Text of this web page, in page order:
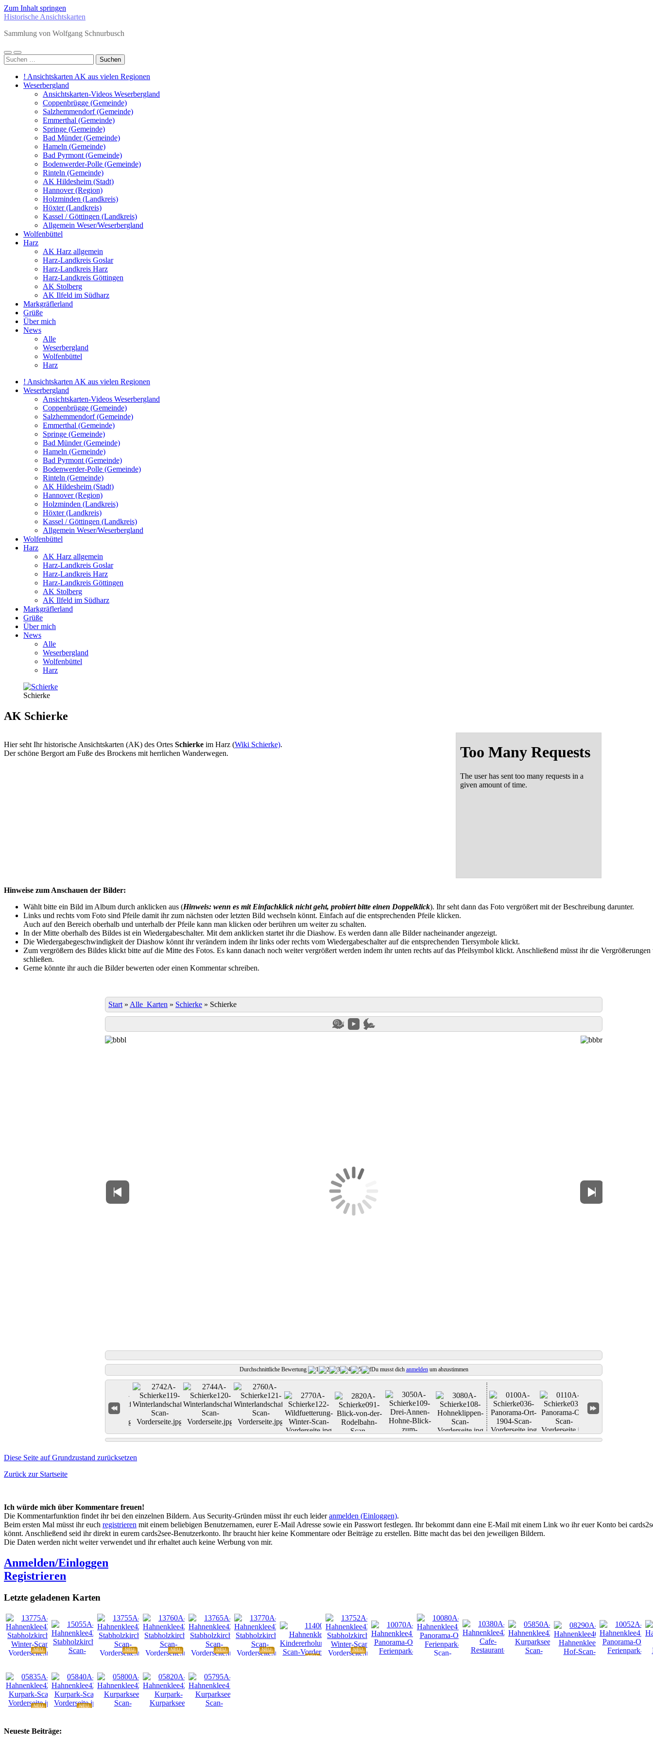
Zum Inhalt springen
Historische Ansichtskarten
Sammlung von Wolfgang Schnurbusch
Mobile-
Menü
Suchfeld
ein-/ausblenden
Suchen
nach:
! Ansichtskarten AK aus vielen Regionen
Weserbergland
Ansichtskarten-Videos Weserbergland
Coppenbrügge (Gemeinde)
Salzhemmendorf (Gemeinde)
Emmerthal (Gemeinde)
Springe (Gemeinde)
Bad Münder (Gemeinde)
Hameln (Gemeinde)
Bad Pyrmont (Gemeinde)
Bodenwerder-Polle (Gemeinde)
Rinteln (Gemeinde)
AK Hildesheim (Stadt)
Hannover (Region)
Holzminden (Landkreis)
Höxter (Landkreis)
Kassel / Göttingen (Landkreis)
Allgemein Weser/Weserbergland
Wolfenbüttel
Harz
AK Harz allgemein
Harz-Landkreis Goslar
Harz-Landkreis Harz
Harz-Landkreis Göttingen
AK Stolberg
AK Ilfeld im Südharz
Markgräflerland
Grüße
Über mich
News
Alle
Weserbergland
Wolfenbüttel
Harz
! Ansichtskarten AK aus vielen Regionen
Weserbergland
Ansichtskarten-Videos Weserbergland
Coppenbrügge (Gemeinde)
Salzhemmendorf (Gemeinde)
Emmerthal (Gemeinde)
Springe (Gemeinde)
Bad Münder (Gemeinde)
Hameln (Gemeinde)
Bad Pyrmont (Gemeinde)
Bodenwerder-Polle (Gemeinde)
Rinteln (Gemeinde)
AK Hildesheim (Stadt)
Hannover (Region)
Holzminden (Landkreis)
Höxter (Landkreis)
Kassel / Göttingen (Landkreis)
Allgemein Weser/Weserbergland
Wolfenbüttel
Harz
AK Harz allgemein
Harz-Landkreis Goslar
Harz-Landkreis Harz
Harz-Landkreis Göttingen
AK Stolberg
AK Ilfeld im Südharz
Markgräflerland
Grüße
Über mich
News
Alle
Weserbergland
Wolfenbüttel
Harz
Schierke
AK Schierke
Hier seht Ihr historische Ansichtskarten (AK) des Ortes Schierke im Harz (Wiki Schierke).
Der schöne Bergort am Fuße des Brockens mit herrlichen Wanderwegen.
Hinweise zum Anschauen der Bilder:
Wählt bitte ein Bild im Album durch anklicken aus (Hinweis: wenn es mit Einfachklick nicht geht, probiert bitte einen Doppelklick). Ihr seht dann das Foto vergrößert mit der Beschreibung darunter.
Links und rechts vom Foto sind Pfeile damit ihr zum nächsten oder letzten Bild wechseln könnt. Einfach auf die entsprechenden Pfeile klicken.
Auch auf den Bereich oberhalb und unterhalb der Pfeile kann man klicken oder berühren um weiter zu schalten.
In der Mitte oberhalb des Bildes ist ein Wiedergabeschalter. Mit dem anklicken startet ihr die Diashow. Es werden dann alle Bilder nacheinander angezeigt.
Die Wiedergabegeschwindigkeit der Diashow könnt ihr verändern indem ihr links oder rechts vom Wiedergabeschalter auf die entsprechenden Tiersymbole klickt.
Zum vergrößern des Bildes klickt bitte auf die Mitte des Fotos. Es kann danach noch weiter vergrößert werden indem ihr unten rechts auf das Pfeilsymbol klickt. Anschließend müsst ihr die Vergrößerungen
schließen.
Gerne könnte ihr auch die Bilder bewerten oder einen Kommentar schreiben.
Start » Alle_Karten » Schierke » Schierke
Durchschnittliche Bewertung Du musst dich anmeldenum abzustimmen
Diese Seite auf Grundzustand zurücksetzen
Zurück zur Startseite
Ich würde mich über Kommentare freuen!
Die Kommentarfunktion findet ihr bei den einzelnen Bildern. Aus Security-Gründen müsst ihr euch leideranmelden (Einloggen).
Beim ersten Mal müsst ihr euch registrieren mit einem beliebigen Benutzernamen, eurer E-Mail Adresse sowie ein Passwort festlegen. Ihr bekommt dann eine E-Mail mit einem Link wo ihr euer Konto bei
könnt. Anschließend seid ihr direkt in eurem cards2see-Benutzerkonto. Ihr braucht hier keine Kommentare oder Beiträge zu erstellen. Bitte macht das bei den jeweiligen Bildern.
Die Daten werden nicht weiter verwendet und ihr erhaltet auch keine Werbung von mir.
Anmelden/Einloggen
Registrieren
Letzte geladenen Karten
NEU NEU NEU NEU
NEU
NEU
NEU
NEU
NEU
Neueste Beiträge: